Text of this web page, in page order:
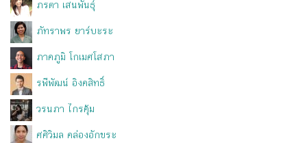
ภรตา เสนพันธุ์
ภัทราพร ยาร์บะระ
ภาคภูมิ โกเมศโสภา
รพีพัฒน์ อิงคสิทธิ์
วรนภา ไกรคุ้ม
ศศิวิมล คล่องอักขระ